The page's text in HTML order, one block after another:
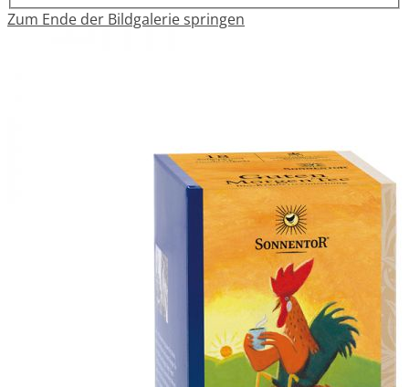
Zum Ende der Bildgalerie springen